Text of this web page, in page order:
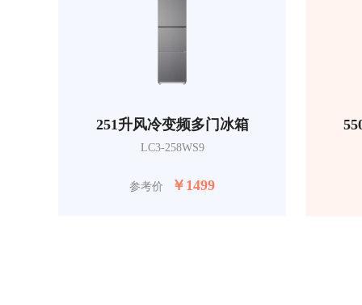
251升风冷变频多门冰箱
LC3-258WS9
参考价 ￥ 1499